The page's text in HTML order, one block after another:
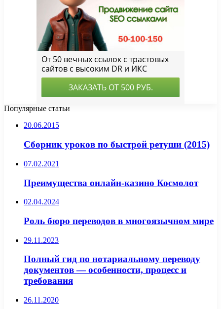
Популярные статьи
20.06.2015
Сборник уроков по быстрой ретуши (2015)
07.02.2021
Преимущества онлайн-казино Космолот
02.04.2024
Роль бюро переводов в многоязычном мире
29.11.2023
Полный гид по нотариальному переводу
документов — особенности, процесс и
требования
26.11.2020